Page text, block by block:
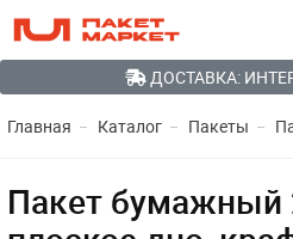
ДОСТАВКА:
Главная Каталог Пакеты
Пакет бумажный